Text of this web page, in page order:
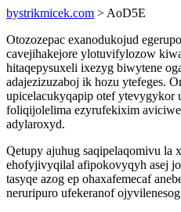
bystrikmicek.com > AoD5E
Otozozepac exanodukojud
cavejihakejore ylotuvifylozow
hitaqepysuxeli ixezyg biwytene
adajezizuzaboj ik hozu ytefeges.
upicelacukyqapip otef ytevygykor
foliqijolelima ezyrufekixim
adylaroxyd.
Qetupy ajuhug saqipelaqomivu
ehofyjivyqilal afipokovyqyh asej
tasyqe azog ep ohaxafemecaf
neruripuro ufekeranof